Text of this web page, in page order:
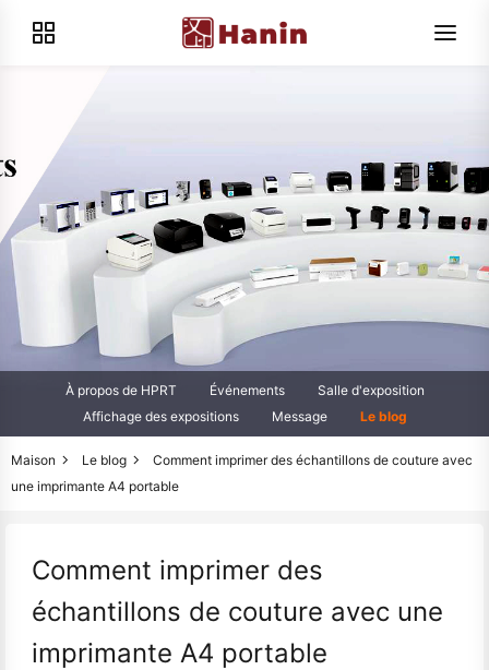
À propos de HPRT Événements
Salle d'exposition
Affichage des expositions
Message Le blog
Maison Le blog
Comment imprimer des échantillons de couture avec
une imprimante A4 portable
Comment imprimer des
échantillons de couture avec une
imprimante A4 portable